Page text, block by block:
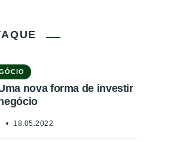
nova forma de investir
18.05.2022